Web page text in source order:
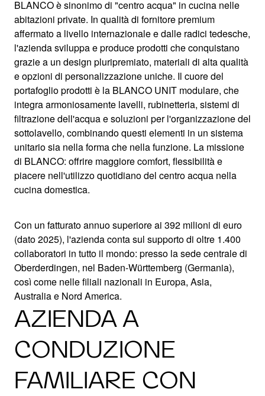
L'AZIENDA BLANCO
Passione per la zona acqua della cucina dal
1925
BLANCO è sinonimo di "centro acqua" in cucina nelle
abitazioni private. In qualità di fornitore premium
affermato a livello internazionale e dalle radici tedesche,
l'azienda sviluppa e produce prodotti che conquistano
grazie a un design pluripremiato, materiali di alta qualità
e opzioni di personalizzazione uniche. Il cuore del
portafoglio prodotti è la BLANCO UNIT modulare, che
integra armoniosamente lavelli, rubinetteria, sistemi di
filtrazione dell'acqua e soluzioni per l'organizzazione del
sottolavello, combinando questi elementi in un sistema
unitario sia nella forma che nella funzione. La missione
di BLANCO: offrire maggiore comfort, flessibilità e
piacere nell'utilizzo quotidiano del centro acqua nella
cucina domestica.
Con un fatturato annuo superiore ai 392 milioni di euro
(dato 2025), l'azienda conta sul supporto di oltre 1.400
collaboratori in tutto il mondo: presso la sede centrale di
Oberderdingen, nel Baden-Württemberg (Germania),
così come nelle filiali nazionali in Europa, Asia,
Australia e Nord America.
AZIENDA A
CONDUZIONE
FAMILIARE CON